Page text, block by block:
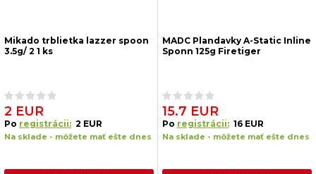
Mikado trblietka lazzer spoon
3.5g/ 2 1 ks
2 EUR
Po registrácii: 2 EUR
Na sklade - môžete mať ešte dnes
MADC Plandavky A-Static Inline
Sponn 125g Firetiger
15.7 EUR
Po registrácii: 16 EUR
Na sklade - môžete mať ešte dnes